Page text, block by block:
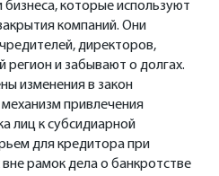
которые используют
компаний. Они
директоров,
и забывают о долгах.
изменения в закон
привлечения
лиц к субсидиарной
для кредитора при
рамок дела о банкротстве